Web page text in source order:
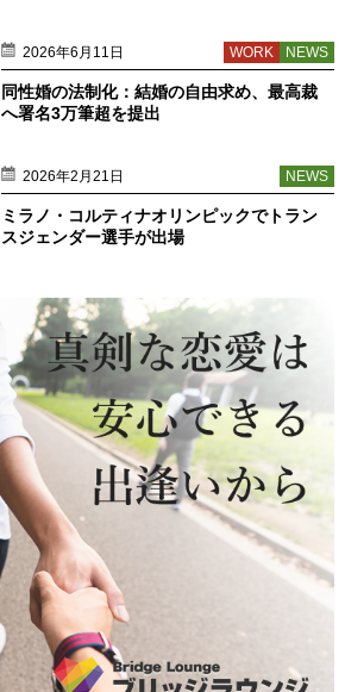
2026年6月11日 NEWS
WORK
同性婚の法制化：結婚の自由求め、最高裁
へ署名3万筆超を提出
2026年2月21日 NEWS
ミラノ・コルティナオリンピックでトラン
スジェンダー選手が出場